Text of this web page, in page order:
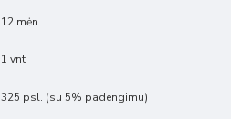
12 mėn
1 vnt
325 psl. (su 5% padengimu)